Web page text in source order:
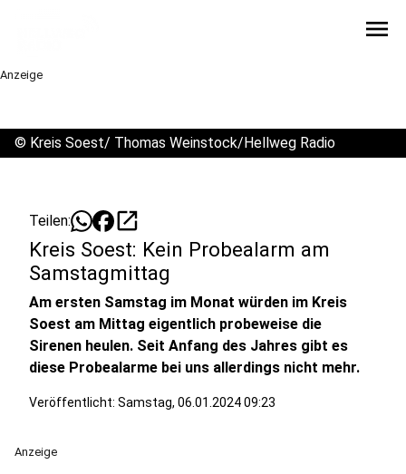
menu
Anzeige
© Kreis Soest/ Thomas Weinstock/Hellweg Radio
Teilen: open_in_new
Kreis Soest: Kein Probealarm am
Samstagmittag
Am ersten Samstag im Monat würden im Kreis
Soest am Mittag eigentlich probeweise die
Sirenen heulen. Seit Anfang des Jahres gibt es
diese Probealarme bei uns allerdings nicht mehr.
Veröffentlicht: Samstag, 06.01.2024 09:23
Anzeige